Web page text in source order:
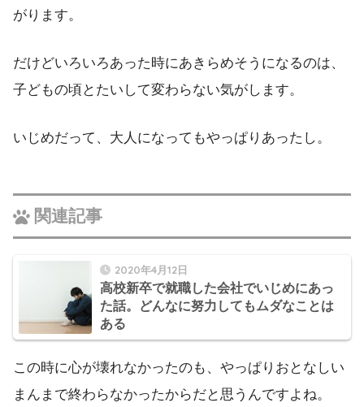
がります。
だけどいろいろあった時にあきらめそうになるのは、
子どもの頃とたいして変わらない気がします。
いじめだって、大人になってもやっぱりあったし。
関連記事
2020年4月12日
高校新卒で就職した会社でいじめにあっ
た話。どんなに努力してもムダなことは
ある
この時に心が壊れなかったのも、やっぱりおとなしい
まんまで終わらなかったからだと思うんですよね。